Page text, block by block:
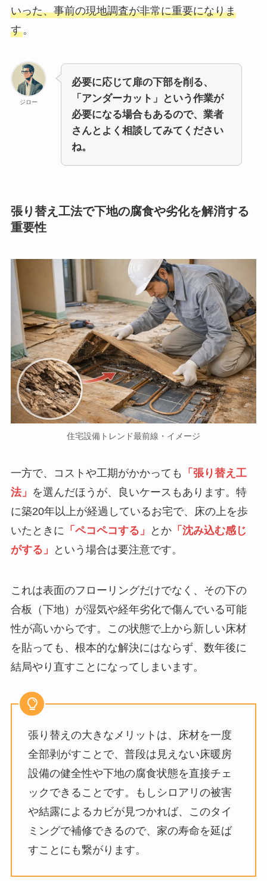
いった、事前の現地調査が非常に重要になりま
す。
ジロー
必要に応じて扉の下部を削る、
「アンダーカット」という作業が
必要になる場合もあるので、業者
さんとよく相談してみてください
ね。
張り替え工法で下地の腐食や劣化を解消する
重要性
住宅設備トレンド最前線・イメージ
一方で、コストや工期がかかっても
「張り替え工
法」 を選んだほうが、良いケースもあります。特
に築20年以上が経過しているお宅で、床の上を歩
いたときに 「ペコペコする」 とか「沈み込む感じ
がする」
という場合は要注意です。
これは表面のフローリングだけでなく、その下の
合板（下地）が湿気や経年劣化で傷んでいる可能
性が高いからです。この状態で上から新しい床材
を貼っても、根本的な解決にはならず、数年後に
結局やり直すことになってしまいます。
張り替えの大きなメリットは、床材を一度
全部剥がすことで、普段は見えない床暖房
設備の健全性や下地の腐食状態を直接チェ
ックできることです。もしシロアリの被害
や結露によるカビが見つかれば、このタイ
ミングで補修できるので、家の寿命を延ば
すことにも繋がります。